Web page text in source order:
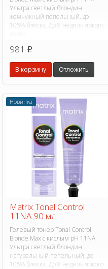
Ультра светлый блондин
жемчужный пепельный, до
105% блеска. До 8 недель яркого
981 p
В корзину Отложить
Новинка
Matrix Tonal Control
11NA 90 мл
Гелевый тонер Tonal Control
Blonde Max с кислым pH 11NA
Ультра светлый блондин
натуральный пепельный, до
105% блеска. До 8 недель яркого